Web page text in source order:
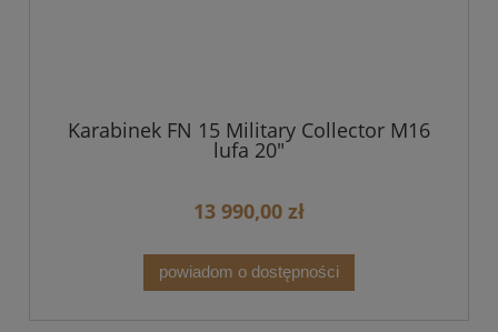
Karabinek FN 15 Military Collector M16
lufa 20"
13 990,00 zł
powiadom o dostępności